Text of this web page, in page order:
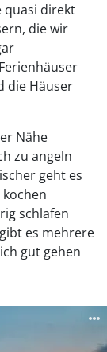
quasi direkt
die wir
die Häuser
Nähe
zu angeln
geht es
schlafen
es mehrere
gut gehen